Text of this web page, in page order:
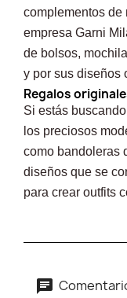
complementos de
empresa Garni
de bolsos,
y por sus diseños
Regalos
Si estás
los preciosos
como bandoleras
diseños que se
para crear outfits